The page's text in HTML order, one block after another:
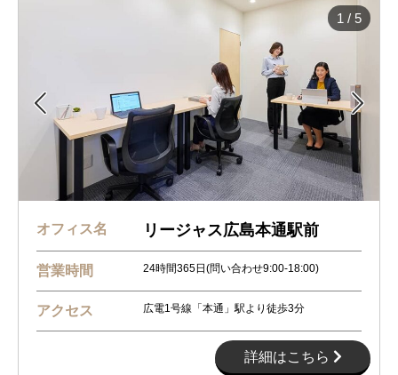
 
1 / 5
オフィス名 リージャス広島本通駅前
営業時間 24時間365日(問い合わせ9:00-18:00)
アクセス 広電1号線「本通」駅より徒歩3分
詳細はこちら